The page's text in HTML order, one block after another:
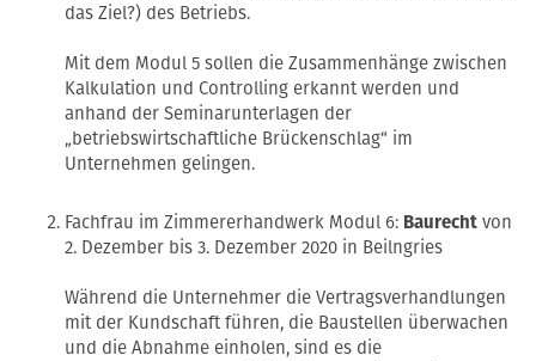
das Ziel?) des Betriebs.
Mit dem Modul 5 sollen die Zusammenhänge zwischen
Kalkulation und Controlling erkannt werden und
anhand der Seminarunterlagen der
„betriebswirtschaftliche Brückenschlag“ im
Unternehmen gelingen.
Fachfrau im Zimmererhandwerk Modul 6: Baurecht von
2. Dezember bis 3. Dezember 2020 in Beilngries
Während die Unternehmer die Vertragsverhandlungen
mit der Kundschaft führen, die Baustellen überwachen
und die Abnahme einholen, sind es die